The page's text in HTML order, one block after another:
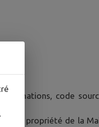
animations, code
la propriété de la